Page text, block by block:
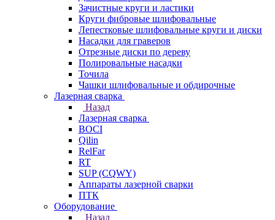
Зачистные круги и ластики
Круги фибровые шлифовальные
Лепестковые шлифовальные круги и диски
Насадки для граверов
Отрезные диски по дереву
Полировальные насадки
Точила
Чашки шлифовальные и обдирочные
Лазерная сварка
Назад
Лазерная сварка
BOCI
Qilin
RelFar
RT
SUP (CQWY)
Аппараты лазерной сварки
ПТК
Оборудование
Назад